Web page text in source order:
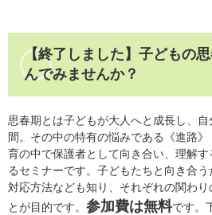
【終了しました】子ども
んでみませんか？
思春期とは子どもが大人へと成長し、
間。その中の特有の悩みである《進路
育の中で保護者として向き合い、理解
るセミナーです。子どもたちと向き合う
対応方法なども知り、それぞれの関わり
とが目的です。 参加費は無料です。